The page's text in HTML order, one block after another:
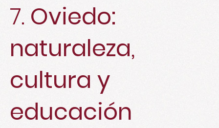
7. Oviedo:
naturaleza,
cultura y
educación